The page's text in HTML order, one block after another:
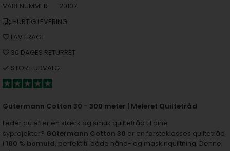
VARENUMMER:
20107
HURTIG LEVERING
LAV FRAGT
30 DAGES RETURRET
STORT UDVALG
Gütermann Cotton 30 - 300 meter | Meleret Quiltetråd
Leder du efter en stærk og smuk quiltetråd til dine
syprojekter? Gütermann Cotton 30 er en førsteklasses quiltetråd
i 100 % bomuld, perfekt til både hånd- og maskinquiltning. Denne